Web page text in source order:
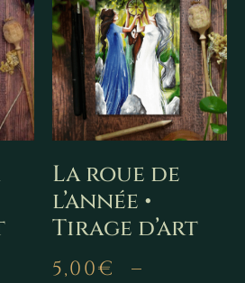
La roue de
l’année •
Tirage d’art
5,00€
–